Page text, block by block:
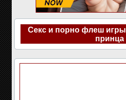
Секс и порно флеш игры
принца